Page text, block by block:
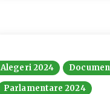
Alegeri 2024
Parlamentare 2024